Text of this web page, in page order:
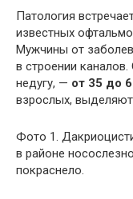
Патология
известных
Мужчины от
в строении
недугу, — от 35 до
взрослых,
Фото 1.
в районе
покраснело.